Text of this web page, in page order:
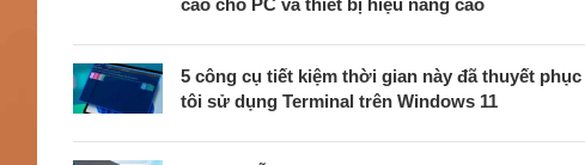
cao cho PC và thiết bị hiệu năng cao
5 công cụ tiết kiệm thời gian này đã thuyết phục
tôi sử dụng Terminal trên Windows 11